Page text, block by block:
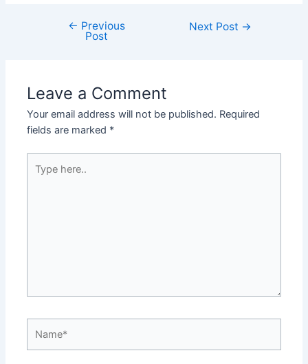
← Previous
Post
Next Post →
Leave a Comment
Your email address will not be published. Required
fields are marked *
here..